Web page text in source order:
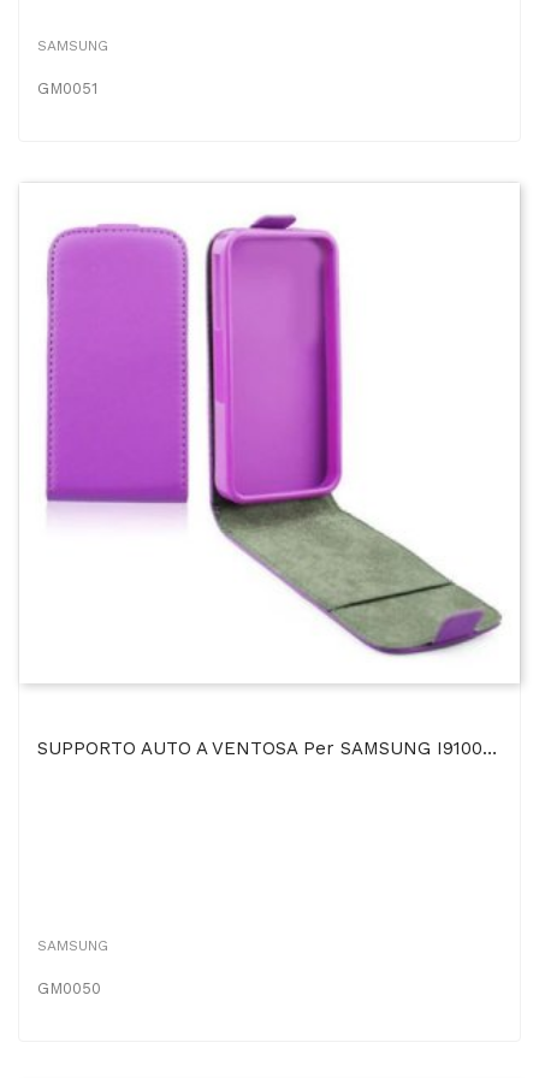
SAMSUNG
GM0051
SUPPORTO AUTO A VENTOSA Per SAMSUNG I9100 GALAXY S2, I9105 GALAXY S2 PLUS
SAMSUNG
GM0050